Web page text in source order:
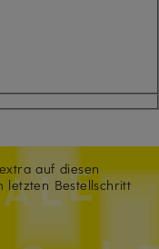
auf diesen
Bestellschritt